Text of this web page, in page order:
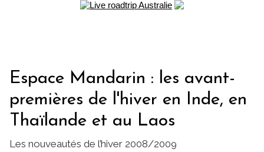
Espace Mandarin : les avant-
premières de l'hiver en Inde, en
Thaïlande et au Laos
Les nouveautés de l’hiver 2008/2009